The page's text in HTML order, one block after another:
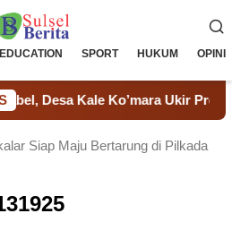
EDUCATION SPORT HUKUM OPINI
Kale Ko’mara Ukir Prestasi di
Siap Maju Bertarung di Pilkada